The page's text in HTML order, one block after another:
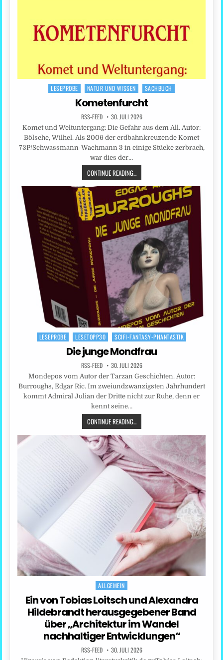
Posted
LESEPROBE NATUR UND WISSEN SACHBUCH
Kometenfurcht
RSS-FEED 30. JULI 2026
Komet und Weltuntergang: Die Gefahr aus dem All. Autor:
Bölsche, Wilhel. Als 2006 der erdbahnkreuzende Komet
73P/Schwassmann-Wachmann 3 in einige Stücke zerbrach,
war dies der…
CONTINUE READING...
Posted
LESEPROBE LESETOPP30 SCIFI-FANTASY-PHANTASTIK
Die junge Mondfrau
RSS-FEED 30. JULI 2026
Mondepos vom Autor der Tarzan Geschichten. Autor:
Burroughs, Edgar Ric. Im zweiundzwanzigsten Jahrhundert
kommt Admiral Julian der Dritte nicht zur Ruhe, denn er
kennt seine…
CONTINUE READING...
Posted
in
ALLGEMEIN
Ein von Tobias Loitsch und Alexandra
Hildebrandt herausgegebener Band
über „Architektur im Wandel
nachhaltiger Entwicklungen“
RSS-FEED 30. JULI 2026